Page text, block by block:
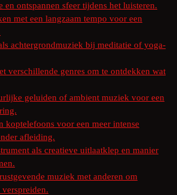
en ontspannen sfeer tijdens het luisteren.
met een langzaam tempo voor een
achtergrondmuziek bij meditatie of yoga-
verschillende genres om te ontdekken wat
geluiden of ambient muziek voor een
koptelefoons voor een meer intense
afleiding.
als creatieve uitlaatklep en manier
muziek met anderen om